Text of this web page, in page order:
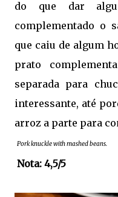
do que dar
complementado o
que caiu de algum
prato
separada para
interessante, até
arroz a parte para
Pork knuckle with mashed beans.
Nota: 4,5/5